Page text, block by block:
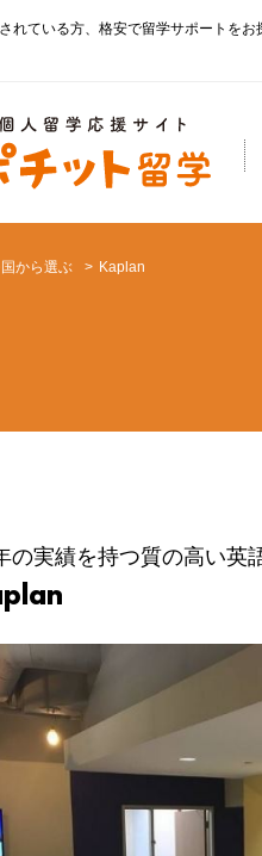
れている方、格安で留学サポートを
から選ぶ Kaplan
の実績を持つ質の高い英